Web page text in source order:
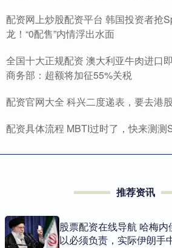
配资网上炒股配资平台 韩国投资者抢
龙！“0配售”内情浮出水面
全国十大正规配资 澳大利亚牛肉进口
商务部：超额将加征55%关税
配资官网大全 科兴二度递表，要去港
配资具体流程 MBTI过时了，快来测测
推荐资讯
股票配资在线导航 哈梅
以必须负责，实际伊朗手